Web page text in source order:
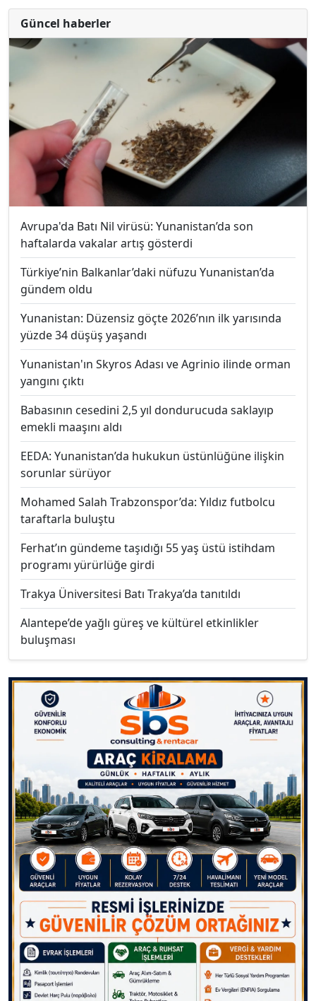
Güncel haberler
Avrupa'da Batı Nil virüsü: Yunanistan’da son
haftalarda vakalar artış gösterdi
Türkiye’nin Balkanlar’daki nüfuzu Yunanistan’da
gündem oldu
Yunanistan: Düzensiz göçte 2026’nın ilk yarısında
yüzde 34 düşüş yaşandı
Yunanistan'ın Skyros Adası ve Agrinio ilinde orman
yangını çıktı
Babasının cesedini 2,5 yıl dondurucuda saklayıp
emekli maaşını aldı
EEDA: Yunanistan’da hukukun üstünlüğüne ilişkin
sorunlar sürüyor
Mohamed Salah Trabzonspor’da: Yıldız futbolcu
taraftarla buluştu
Ferhat’ın gündeme taşıdığı 55 yaş üstü istihdam
programı yürürlüğe girdi
Trakya Üniversitesi Batı Trakya’da tanıtıldı
Alantepe’de yağlı güreş ve kültürel etkinlikler
buluşması